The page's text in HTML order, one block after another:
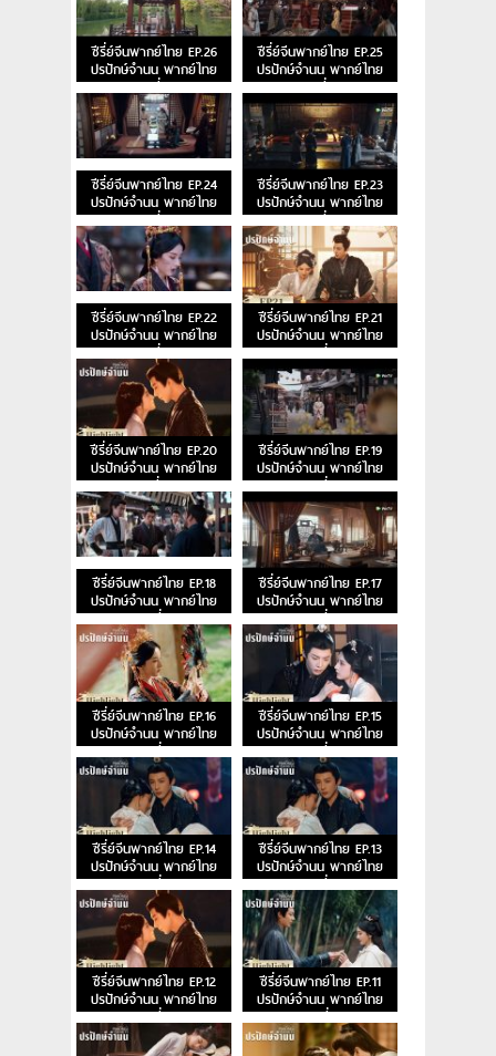
ซีรี่ย์จีนพากย์ไทย EP.26
ปรปักษ์จำนน พากย์ไทย
ตอนที่ 26
ซีรี่ย์จีนพากย์ไทย EP.25
ปรปักษ์จำนน พากย์ไทย
ตอนที่ 25
ซีรี่ย์จีนพากย์ไทย EP.24
ปรปักษ์จำนน พากย์ไทย
ตอนที่ 24
ซีรี่ย์จีนพากย์ไทย EP.23
ปรปักษ์จำนน พากย์ไทย
ตอนที่ 23
ซีรี่ย์จีนพากย์ไทย EP.22
ปรปักษ์จำนน พากย์ไทย
ตอนที่ 22
ซีรี่ย์จีนพากย์ไทย EP.21
ปรปักษ์จำนน พากย์ไทย
ตอนที่ 21
ซีรี่ย์จีนพากย์ไทย EP.20
ปรปักษ์จำนน พากย์ไทย
ตอนที่ 20
ซีรี่ย์จีนพากย์ไทย EP.19
ปรปักษ์จำนน พากย์ไทย
ตอนที่ 19
ซีรี่ย์จีนพากย์ไทย EP.18
ปรปักษ์จำนน พากย์ไทย
ตอนที่ 18
ซีรี่ย์จีนพากย์ไทย EP.17
ปรปักษ์จำนน พากย์ไทย
ตอนที่ 17
ซีรี่ย์จีนพากย์ไทย EP.16
ปรปักษ์จำนน พากย์ไทย
ตอนที่ 16
ซีรี่ย์จีนพากย์ไทย EP.15
ปรปักษ์จำนน พากย์ไทย
ตอนที่ 15
ซีรี่ย์จีนพากย์ไทย EP.14
ปรปักษ์จำนน พากย์ไทย
ตอนที่ 14
ซีรี่ย์จีนพากย์ไทย EP.13
ปรปักษ์จำนน พากย์ไทย
ตอนที่ 13
ซีรี่ย์จีนพากย์ไทย EP.12
ปรปักษ์จำนน พากย์ไทย
ตอนที่ 12
ซีรี่ย์จีนพากย์ไทย EP.11
ปรปักษ์จำนน พากย์ไทย
ตอนที่ 11